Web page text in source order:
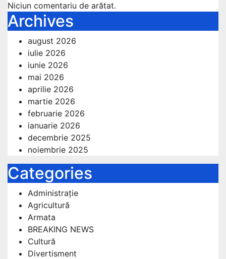
Niciun comentariu de arătat.
Archives
august 2026
iulie 2026
iunie 2026
mai 2026
aprilie 2026
martie 2026
februarie 2026
ianuarie 2026
decembrie 2025
noiembrie 2025
Categories
Administrație
Agricultură
Armata
BREAKING NEWS
Cultură
Divertisment